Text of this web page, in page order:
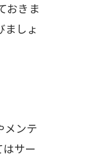
おきま
ましょ
メンテ
サー